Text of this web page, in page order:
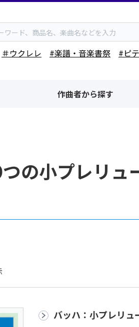
＃ウクレレ #楽譜・音楽書祭
#ピ
作曲者から探す
の小プレリ
バッハ：小プレリュ